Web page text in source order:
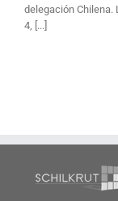
delegación Chilena.
4, [...]